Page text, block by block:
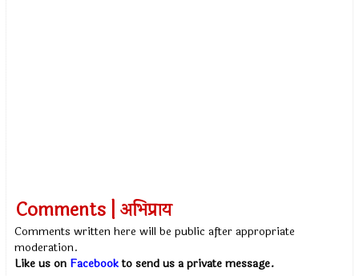
Comments | अभिप्राय
Comments written here will be public after appropriate
moderation.
Like us on Facebookto send us a private message.